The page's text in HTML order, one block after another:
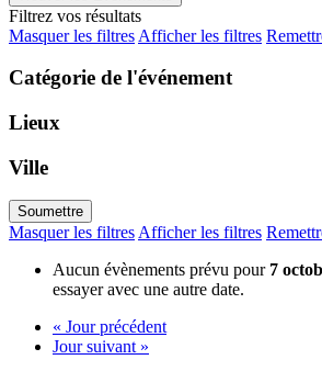
Filtrez vos résultats
Masquer les filtres Afficher les filtres
Catégorie de l'événement
Lieux
Ville
Masquer les filtresAfficher les filtres
Aucun évènements prévu pour 7
essayer avec une autre date.
« Jour précédent
Jour suivant »